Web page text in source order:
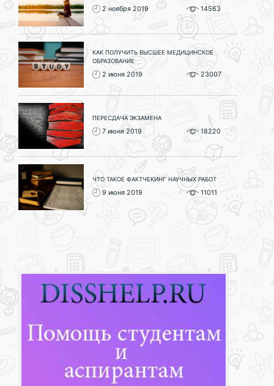
2 ноября 2019 14563
КАК ПОЛУЧИТЬ ВЫСШЕЕ МЕДИЦИНСКОЕ
ОБРАЗОВАНИЕ
2 июня 2019 23007
ПЕРЕСДАЧА ЭКЗАМЕНА
7 июня 2019 18220
ЧТО ТАКОЕ ФАКТЧЕКИНГ НАУЧНЫХ РАБОТ
9 июня 2019 11011